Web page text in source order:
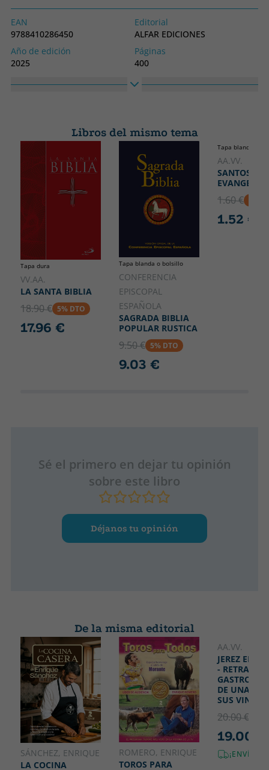
EAN
9788410286450
Editorial
ALFAR EDICIONES
Año de edición
2025
Páginas
400
Colección
Libros del mismo tema
Tapa dura
VV.AA.
LA SANTA BIBLIA
18.90 € 5% DTO
17.96 €
Tapa blanda o bolsillo
CONFERENCIA
EPISCOPAL
ESPAÑOLA
SAGRADA BIBLIA
POPULAR RUSTICA
9.50 € 5% DTO
9.03 €
Tapa blanda o
AA.VV.
SANTOS
1.60 €
1.52 €
Sé el primero en dejar tu opinión
sobre este libro
Déjanos tu opinión
De la misma editorial
SÁNCHEZ, ENRIQUE
LA COCINA
ROMERO, ENRIQUE
TOROS PARA
AA.VV.
JEREZ EN
- RETRATO
DE UNA
SUS VINOS
20.00 €
19.00 €
¡ENVÍO